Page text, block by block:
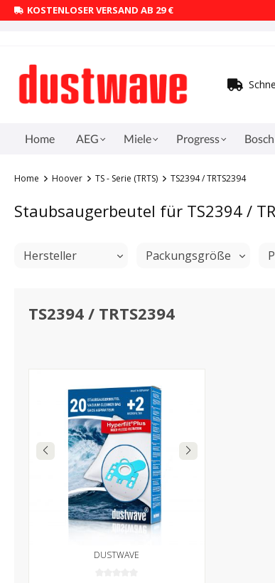
KOSTENLOSER VERSAND AB 29 €
Home AEG Miele Progress Bosch
Home Hoover TS - Serie (TRTS) TS2394 / TRTS2394
Staubsaugerbeutel für TS2394 /
Hersteller Packungsgröße
TS2394 / TRTS2394
DUSTWAVE